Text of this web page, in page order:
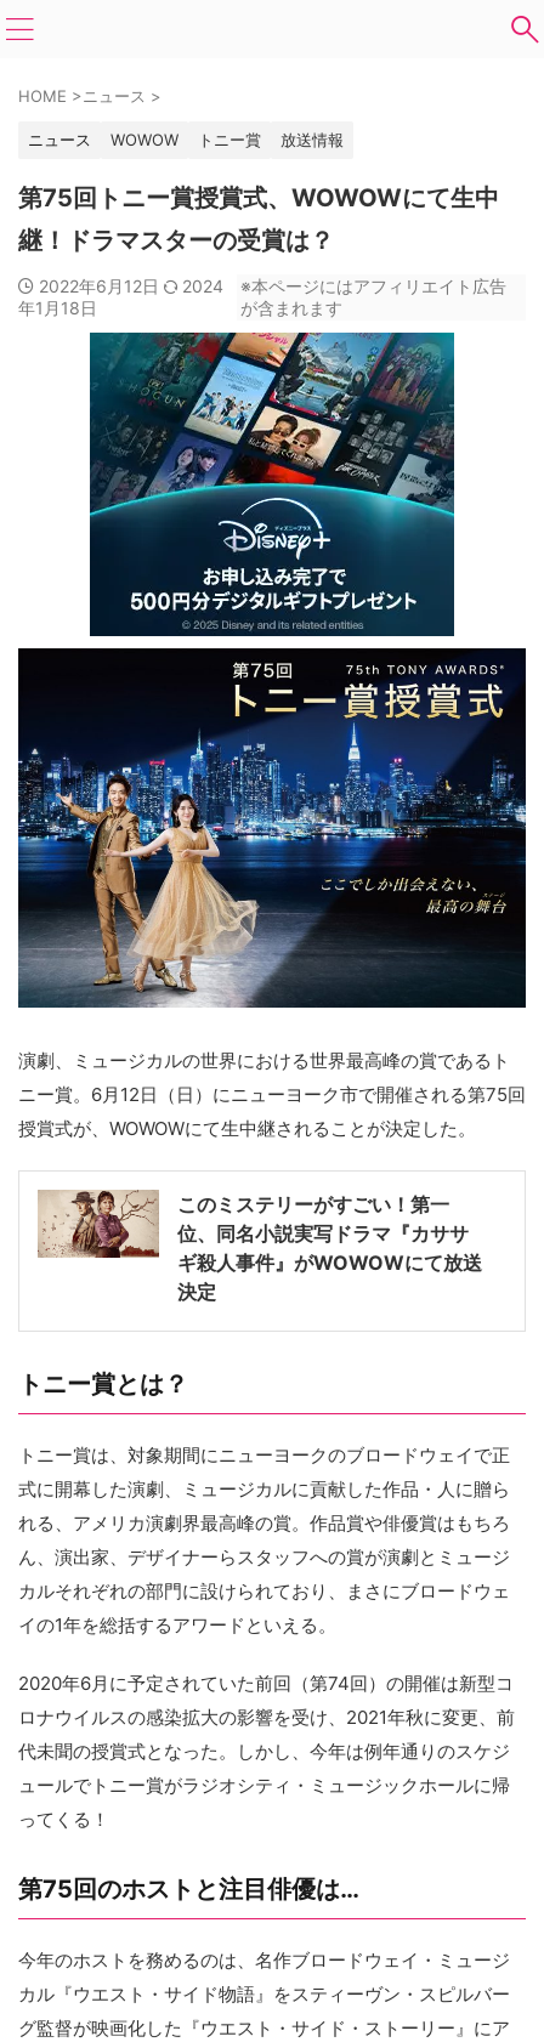
HOME >ニュース >
ニュース WOWOW トニー賞 放送情報
第75回トニー賞授賞式、WOWOWにて生中
継！ドラマスターの受賞は？
2022年6月12日
2024
年1月18日
※本ページにはアフィリエイト広告
が含まれます
演劇、ミュージカルの世界における世界最高峰の賞であるト
ニー賞。6月12日（日）にニューヨーク市で開催される第75回
授賞式が、WOWOWにて生中継されることが決定した。
このミステリーがすごい！第一
位、同名小説実写ドラマ『カササ
ギ殺人事件』がWOWOWにて放送
決定
トニー賞とは？
トニー賞は、対象期間にニューヨークのブロードウェイで正
式に開幕した演劇、ミュージカルに貢献した作品・人に贈ら
れる、アメリカ演劇界最高峰の賞。作品賞や俳優賞はもちろ
ん、演出家、デザイナーらスタッフへの賞が演劇とミュージ
カルそれぞれの部門に設けられており、まさにブロードウェ
イの1年を総括するアワードといえる。
2020年6月に予定されていた前回（第74回）の開催は新型コ
ロナウイルスの感染拡大の影響を受け、2021年秋に変更、前
代未聞の授賞式となった。しかし、今年は例年通りのスケジ
ュールでトニー賞がラジオシティ・ミュージックホールに帰
ってくる！
第75回のホストと注目俳優は…
今年のホストを務めるのは、名作ブロードウェイ・ミュージ
カル『ウエスト・サイド物語』をスティーヴン・スピルバー
グ監督が映画化した『ウエスト・サイド・ストーリー』にア